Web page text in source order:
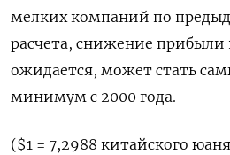
мелких компаний по
расчета, снижение прибыли
ожидается, может стать
минимум с 2000 года.
($1 = 7,2988 китайского